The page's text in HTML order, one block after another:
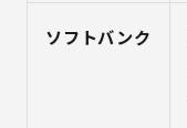
ソフトバンク